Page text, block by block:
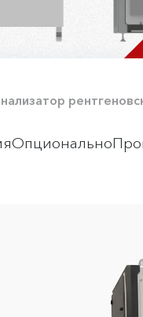
Опционально